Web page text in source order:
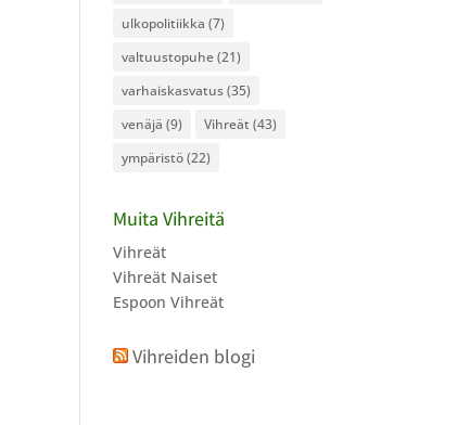
ulkopolitiikka (7)
valtuustopuhe(21)
varhaiskasvatus(35)
venäjä (9) Vihreät (43)
ympäristö(22)
Muita Vihreitä
Vihreät
Vihreät Naiset
Espoon Vihreät
Vihreiden blogi